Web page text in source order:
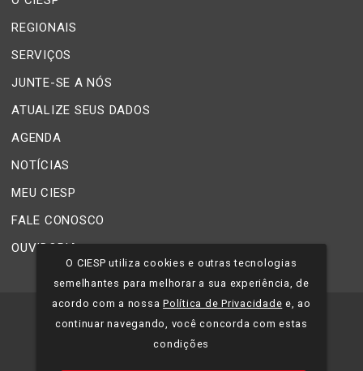
REGIONAIS
SERVIÇOS
JUNTE-SE A NÓS
ATUALIZE SEUS DADOS
AGENDA
NOTÍCIAS
MEU CIESP
FALE CONOSCO
OUVIDORIA
2026 CIESP - Todos os direitos reservados.
Política de Privacidade
O CIESP utiliza cookies e outras tecnologias
semelhantes para melhorar a sua experiência, de
acordo com a nossaPolítica de Privacidade e, ao
continuar navegando, você concorda com estas
condições